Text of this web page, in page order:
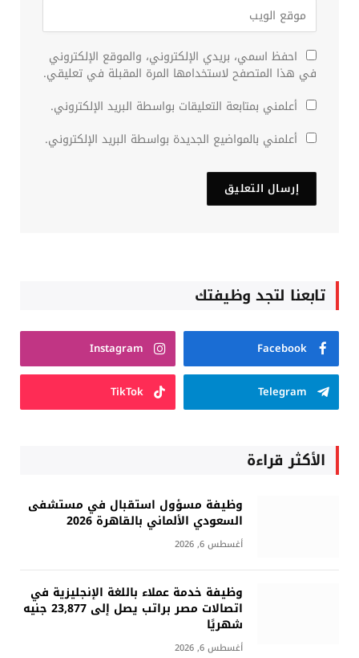
احفظ اسمي، بريدي الإلكتروني، والموقع الإلكتروني
في هذا المتصفح لاستخدامها المرة المقبلة في تعليقي.
أعلمني بمتابعة التعليقات بواسطة البريد الإلكتروني.
أعلمني بالمواضيع الجديدة بواسطة البريد الإلكتروني.
تابعنا لتجد وظيفتك
Facebook
Instagram
Telegram
TikTok
الأكثر قراءة
وظيفة مسؤول استقبال في مستشفى
السعودي الألماني بالقاهرة 2026
أغسطس 6, 2026
وظيفة خدمة عملاء باللغة الإنجليزية في
اتصالات مصر براتب يصل إلى 23,877 جنيه
شهريًا
أغسطس 6, 2026